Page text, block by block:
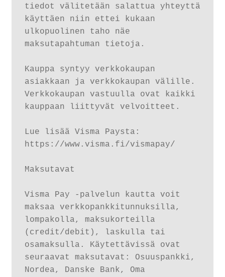
tiedot välitetään salattua yhteyttä
käyttäen niin ettei kukaan
ulkopuolinen taho näe
maksutapahtuman tietoja.
Kauppa syntyy verkkokaupan
asiakkaan ja verkkokaupan välille.
Verkkokaupan vastuulla ovat kaikki
kauppaan liittyvät velvoitteet.
Lue lisää Visma Paysta:
https://www.visma.fi/vismapay/
Maksutavat
Visma Pay -palvelun kautta voit
maksaa verkkopankkitunnuksilla,
lompakolla, maksukorteilla
(credit/debit), laskulla tai
osamaksulla. Käytettävissä ovat
seuraavat maksutavat: Osuuspankki,
Nordea, Danske Bank, Oma